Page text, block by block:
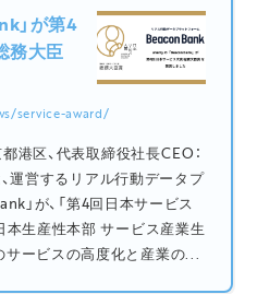
」が第4
務大臣
service-award/
港区、代表取締役社長CEO：
運営するリアル行動データプ
」が、「第4回日本サービス
本生産性本部 サービス産業生
サービスの高度化と産業の...